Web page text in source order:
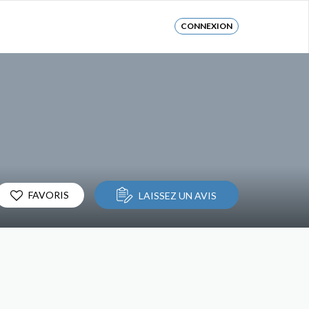
CONNEXION
FAVORIS LAISSEZ UN AVIS